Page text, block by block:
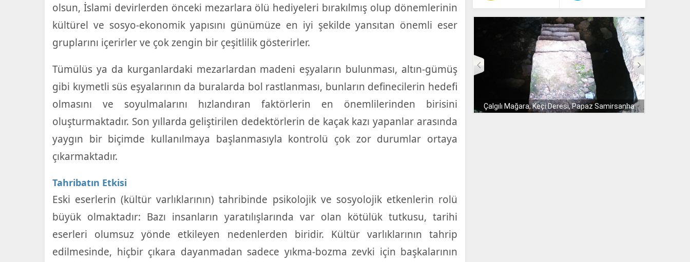
olsun, İslami devirlerden önceki mezarlara ölü hediyeleri bırakılmış olup dönemlerinin
kültürel ve sosyo-ekonomik yapısını günümüze en iyi şekilde yansıtan önemli eser
gruplarını içerirler ve çok zengin bir çeşitlilik gösterirler.
Tümülüs ya da kurganlardaki mezarlardan madeni eşyaların bulunması, altın-gümüş
gibi kıymetli süs eşyalarının da buralarda bol rastlanması, bunların definecilerin hedefi
olmasını ve soyulmalarını hızlandıran faktörlerin en önemlilerinden birisini
oluşturmaktadır. Son yıllarda geliştirilen dedektörlerin de kaçak kazı yapanlar arasında
yaygın bir biçimde kullanılmaya başlanmasıyla kontrolü çok zor durumlar ortaya
çıkarmaktadır.
Tahribatın Etkisi
Eski eserlerin (kültür varlıklarının) tahribinde psikolojik ve sosyolojik etkenlerin rolü
büyük olmaktadır: Bazı insanların yaratılışlarında var olan kötülük tutkusu, tarihi
eserleri olumsuz yönde etkileyen nedenlerden biridir. Kültür varlıklarının tahrip
edilmesinde, hiçbir çıkara dayanmadan sadece yıkma-bozma zevki için başkalarının
Top Koru – Kara kütük Bel. (Beldi) Çalgılı Mağara, Keçi Deresi, Papaz Samirsanha